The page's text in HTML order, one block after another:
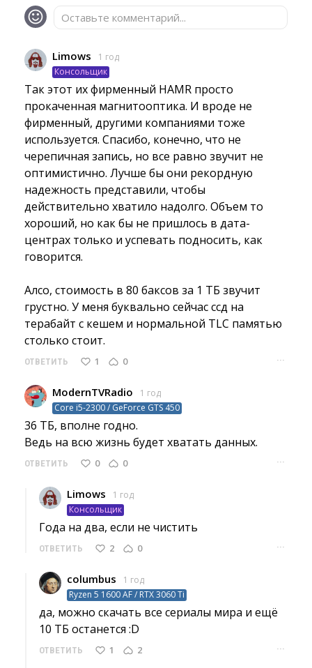
Оставьте комментарий...
Limows
1 год
Консольщик
Так этот их фирменный HAMR просто
прокаченная магнитооптика. И вроде не
фирменный, другими компаниями тоже
используется. Спасибо, конечно, что не
черепичная запись, но все равно звучит не
оптимистично. Лучше бы они рекордную
надежность представили, чтобы
действительно хватило надолго. Объем то
хороший, но как бы не пришлось в дата-
центрах только и успевать подносить, как
говорится.
Алсо, стоимость в 80 баксов за 1 ТБ звучит
грустно. У меня буквально сейчас ссд на
терабайт с кешем и нормальной TLC памятью
столько стоит.
ОТВЕТИТЬ 1 0 ···
ModernTVRadio
1 год
Core i5-2300 / GeForce GTS 450
36 ТБ, вполне годно.
Ведь на всю жизнь будет хватать данных.
ОТВЕТИТЬ 0 0 ···
Limows
1 год
Консольщик
Года на два, если не чистить
ОТВЕТИТЬ 2 0 ···
columbus
1 год
Ryzen 5 1600 AF / RTX 3060 Ti
да, можно скачать все сериалы мира и ещё
10 ТБ останется :D
ОТВЕТИТЬ 1 2 ···